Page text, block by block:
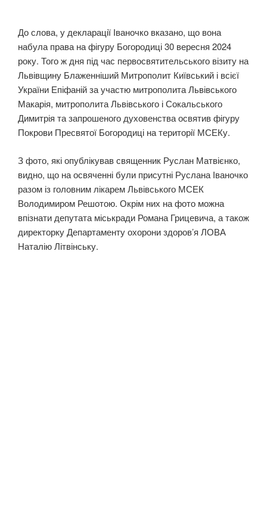
До слова, у декларації Іваночко вказано, що вона
набула права на фігуру Богородиці 30 вересня 2024
року. Того ж дня під час первосвятительського візиту на
Львівщину Блаженніший Митрополит Київський і всієї
України Епіфаній за участю митрополита Львівського
Макарія, митрополита Львівського і Сокальського
Димитрія та запрошеного духовенства освятив фігуру
Покрови Пресвятої Богородиці на території МСЕКу.
З фото, які опублікував священник Руслан Матвієнко,
видно, що на освяченні були присутні Руслана Іваночко
разом із головним лікарем Львівського МСЕК
Володимиром Решотою. Окрім них на фото можна
впізнати депутата міськради Романа Грицевича, а також
директорку Департаменту охорони здоров’я ЛОВА
Наталію Літвінську.